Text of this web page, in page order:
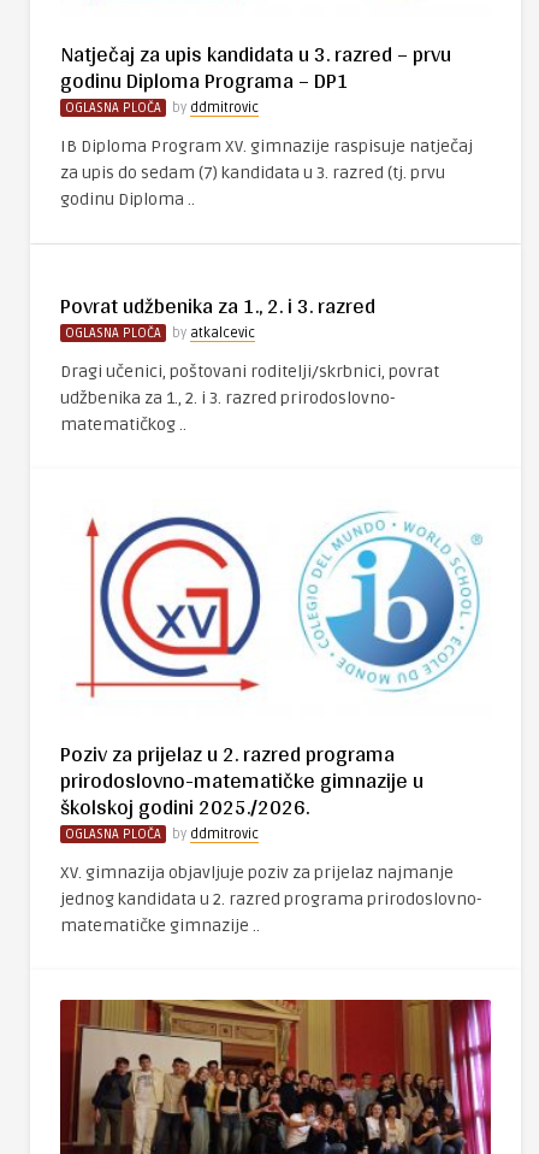
Natječaj za upis kandidata u 3. razred – prvu
godinu Diploma Programa – DP1
OGLASNA PLOČA by ddmitrovic
IB Diploma Program XV. gimnazije raspisuje natječaj
za upis do sedam (7) kandidata u 3. razred (tj. prvu
godinu Diploma ..
Povrat udžbenika za 1., 2. i 3. razred
OGLASNA PLOČA by atkalcevic
Dragi učenici, poštovani roditelji/skrbnici, povrat
udžbenika za 1., 2. i 3. razred prirodoslovno-
matematičkog ..
Poziv za prijelaz u 2. razred programa
prirodoslovno-matematičke gimnazije u
školskoj godini 2025./2026.
OGLASNA PLOČA by ddmitrovic
XV. gimnazija objavljuje poziv za prijelaz najmanje
jednog kandidata u 2. razred programa prirodoslovno-
matematičke gimnazije ..